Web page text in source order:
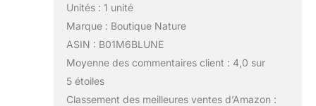
Unités : 1 unité
Marque : Boutique Nature
ASIN : B01M6BLUNE
Moyenne des commentaires client : 4,0 sur
5 étoiles
Classement des meilleures ventes d’Amazon :